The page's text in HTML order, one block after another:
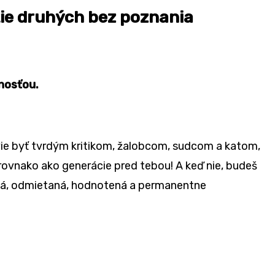
druhých bez poznania
byť tvrdým kritikom, žalobcom, sudcom a katom,
ako generácie pred tebou! A keď nie, budeš
odmietaná, hodnotená a permanentne